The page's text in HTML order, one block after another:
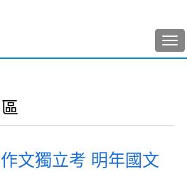
文獨立考 明年國文